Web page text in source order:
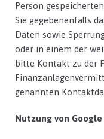
Person
Sie gegebenenfalls
Daten sowie
oder in einem der
bitte Kontakt zu der
genannten
Nutzung von